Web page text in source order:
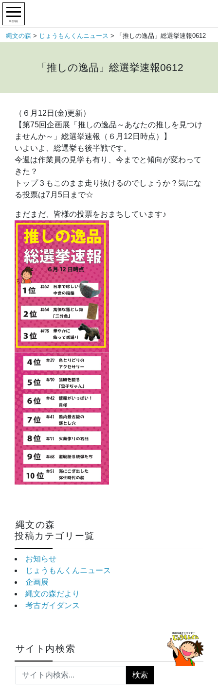
MENU
縄文の森 > じょうもんくんニュース > 「推しの逸品」総選挙速報0612
「推しの逸品」総選挙速報0612
縄文の森
投稿カテゴリー覧
お知らせ
じょうもんくんニュース
企画展
縄文の森だより
考古ガイダンス
サイト内検索
（６月12日(金)更新）
【第75回企画展「推しの逸品～あなたの推しを見つけ
ませんか～」総選挙速報（６月12日時点）】
いよいよ、総選挙も後半戦です。
今週は作業員の見学も有り、今までと傾向が変わって
きた？
トップ３もこのまま走り抜けるのでしょうか？気にな
る投票は7月5日まで☆
まだまだ、皆様の投票をおまちしています♪